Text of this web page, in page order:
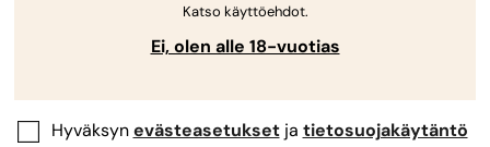
Kasvatusopas Aihehaku
Luke Sumpter
Katso käyttöehdot.
Ei, olen alle 18-vuotias
Hyväksynevästeasetuksetja tietosuojakäytäntö